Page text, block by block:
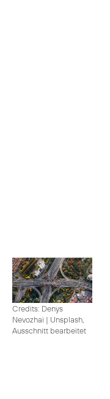
Credits: Denys
Nevozhai | Unsplash,
Ausschnitt bearbeitet